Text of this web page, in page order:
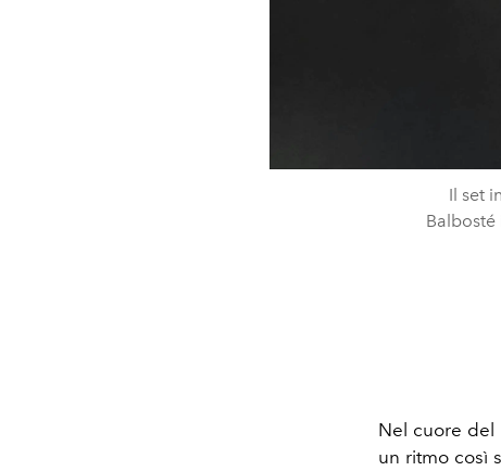
Il set
Nel cuore del
un ritmo così